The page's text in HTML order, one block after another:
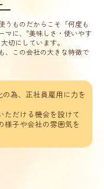
うものだからこそ「何度も
マに、"美味しさ・使いやす
切にしています。
、この会社の大きな特徴で
為、正社員雇用に力を
ただける機会を設けて
様子や会社の雰囲気を